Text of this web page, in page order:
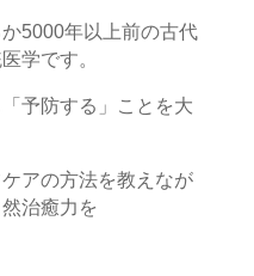
5000年以上前の古代
学です。
予防する」ことを大
アの方法を教えなが
治癒力を